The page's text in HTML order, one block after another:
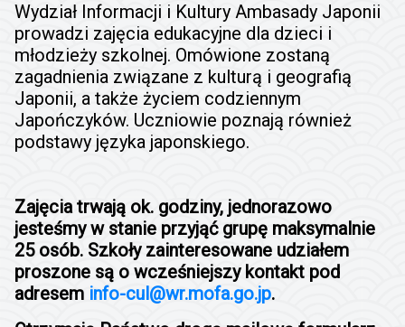
Wydział Informacji i Kultury Ambasady Japonii
prowadzi zajęcia edukacyjne dla dzieci i
młodzieży szkolnej. Omówione zostaną
zagadnienia związane z kulturą i geografią
Japonii, a także życiem codziennym
Japończyków. Uczniowie poznają również
podstawy języka japonskiego.
Zajęcia trwają ok. godziny, jednorazowo
jesteśmy w stanie przyjąć grupę maksymalnie
25 osób. Szkoły zainteresowane udziałem
proszone są o wcześniejszy kontakt pod
adresem info-cul@wr.mofa.go.jp.